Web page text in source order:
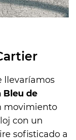
llevaríamos
Bleu de
movimiento
con un
sofisticado a